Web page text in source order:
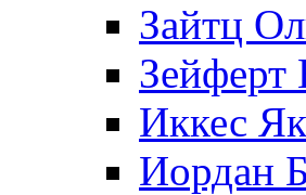
Зайтц
Зейферт
Иккес
Иордан